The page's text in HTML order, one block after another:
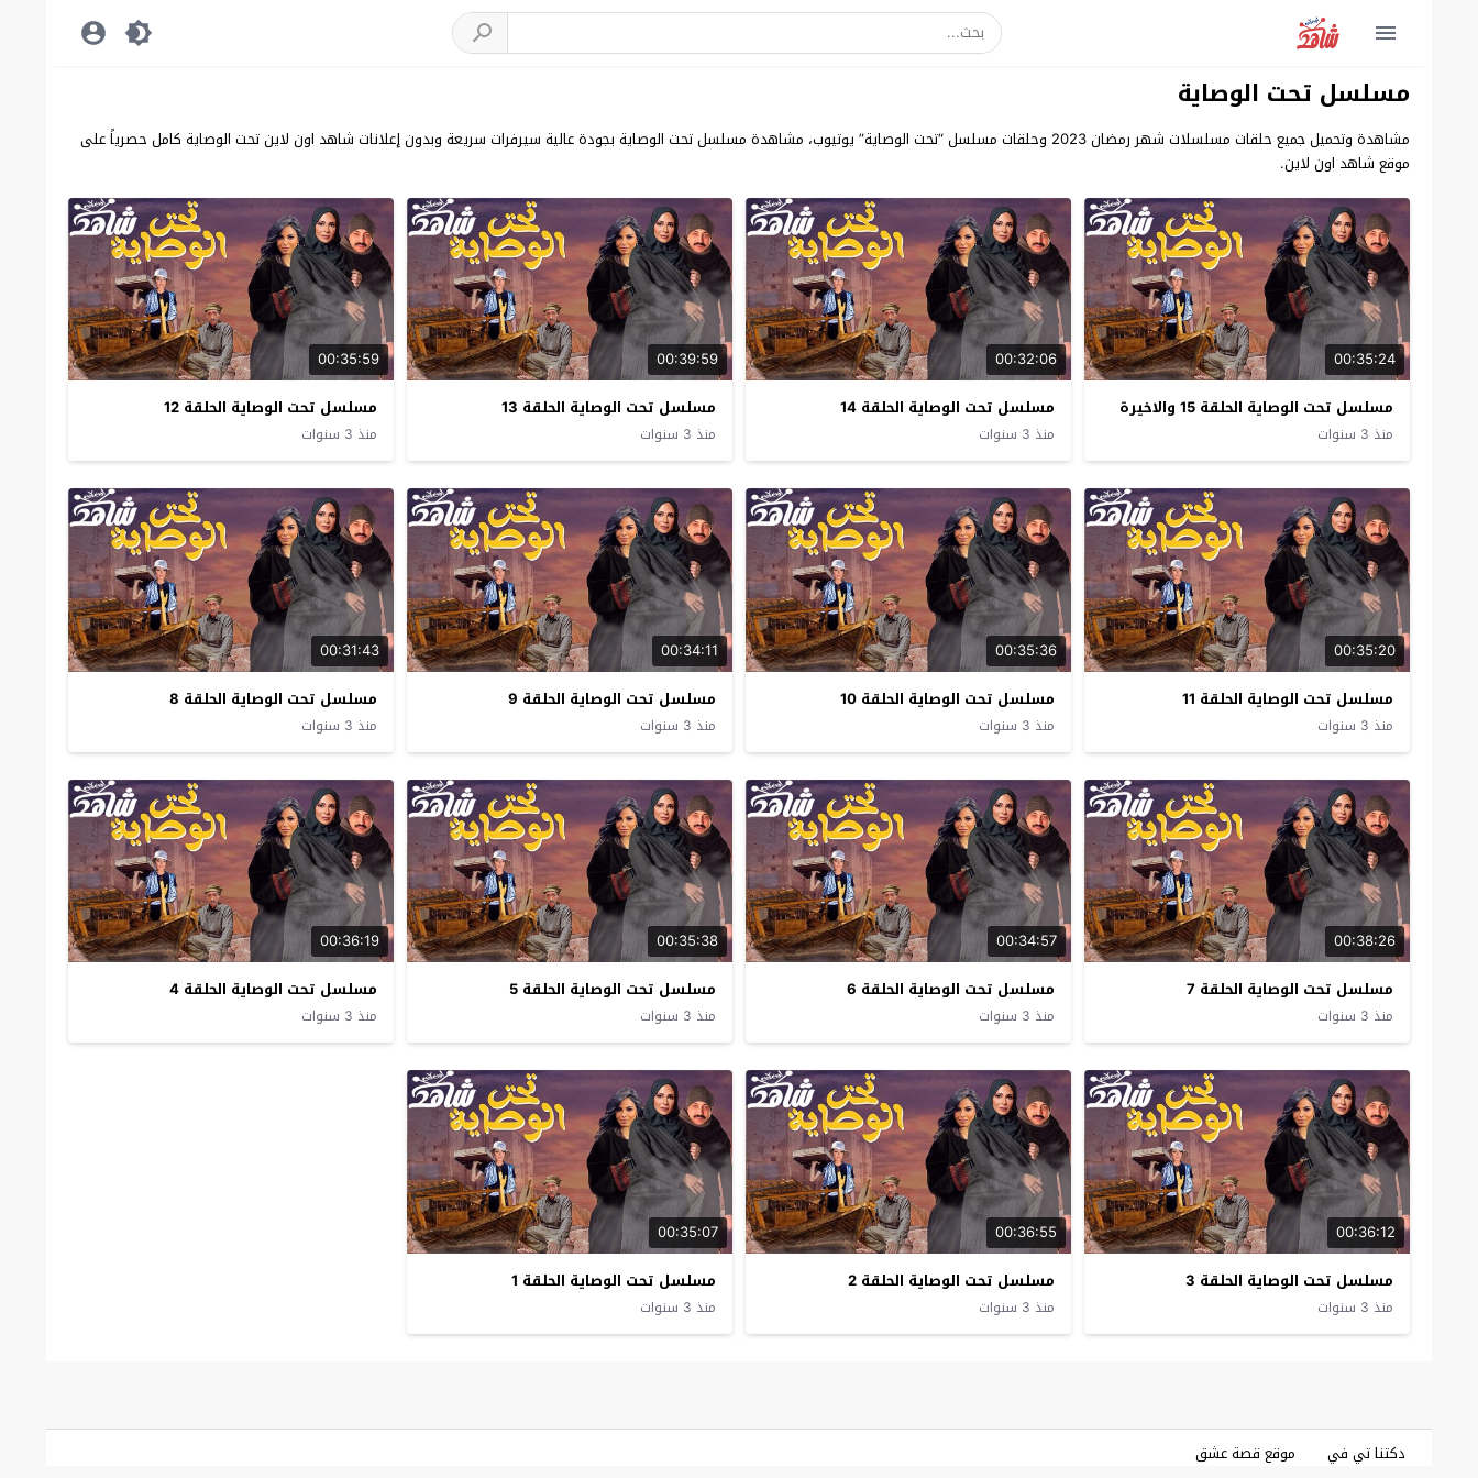
مسلسل تحت الوصاية
مشاهدة وتحميل جميع حلقات مسلسلات شهر رمضان 2023 وحلقات مسلسل “تحت الوصاية” يوتيوب، مشاهدة مسلسل تحت الوصاية بجودة عالية سيرفرات سريعة وبدون إعلانات شاهد اون لاين تحت الوصاية كامل حصرياً على
موقع شاهد اون لاين.
00:35:24
مسلسل تحت الوصاية الحلقة 15 والاخيرة
منذ 3 سنوات
00:32:06
مسلسل تحت الوصاية الحلقة 14
منذ 3 سنوات
00:39:59
مسلسل تحت الوصاية الحلقة 13
منذ 3 سنوات
00:35:59
مسلسل تحت الوصاية الحلقة 12
منذ 3 سنوات
00:35:20
مسلسل تحت الوصاية الحلقة 11
منذ 3 سنوات
00:35:36
مسلسل تحت الوصاية الحلقة 10
منذ 3 سنوات
00:34:11
مسلسل تحت الوصاية الحلقة 9
منذ 3 سنوات
00:31:43
مسلسل تحت الوصاية الحلقة 8
منذ 3 سنوات
00:38:26
مسلسل تحت الوصاية الحلقة 7
منذ 3 سنوات
00:34:57
مسلسل تحت الوصاية الحلقة 6
منذ 3 سنوات
00:35:38
مسلسل تحت الوصاية الحلقة 5
منذ 3 سنوات
00:36:19
مسلسل تحت الوصاية الحلقة 4
منذ 3 سنوات
00:36:12
مسلسل تحت الوصاية الحلقة 3
منذ 3 سنوات
00:36:55
مسلسل تحت الوصاية الحلقة 2
منذ 3 سنوات
00:35:07
مسلسل تحت الوصاية الحلقة 1
منذ 3 سنوات
دكتنا تي في موقع قصة عشق